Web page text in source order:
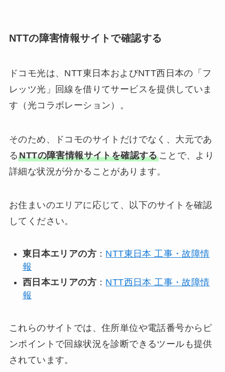
NTTの障害情報サイトで確認する
ドコモ光は、NTT東日本およびNTT西日本の「フ
レッツ光」回線を借りてサービスを提供していま
す（光コラボレーション）。
そのため、ドコモのサイトだけでなく、大元であ
るNTTの障害情報サイトを確認することで、より
詳細な状況が分かることがあります。
お住まいのエリアに応じて、以下のサイトを確認
してください。
東日本エリアの方 ： NTT東日本 工事・故障情
報
西日本エリアの方 ： NTT西日本 工事・故障情
報
これらのサイトでは、住所単位や電話番号からピ
ンポイントで回線状況を診断できるツールも提供
されています。